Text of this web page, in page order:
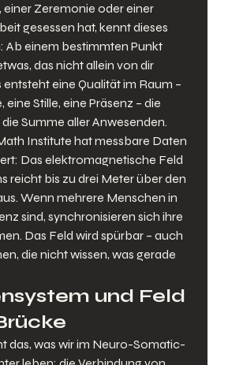
einer Zeremonie oder einer
gesessen hat, kennt dieses
Ab einem bestimmten Punkt
das nicht allein von dir
entsteht eine Qualität im Raum –
eine Stille, eine Präsenz – die
die Summe aller Anwesenden.
Institute hat messbare Daten
Das elektromagnetische Feld
reicht bis zu drei Meter über den
Wenn mehrere Menschen in
sind, synchronisieren sich ihre
Das Feld wird spürbar – auch
die nicht wissen, was gerade
und Feld
das, was wir im Neuro-Somatic-